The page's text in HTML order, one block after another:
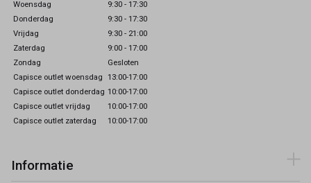
Woensdag
9:30 - 17:30
Donderdag
9:30 - 17:30
Vrijdag
9:30 - 21:00
Zaterdag
9:00 - 17:00
Zondag
Gesloten
Capisce outlet woensdag 13:00-17:00
Capisce outlet donderdag 10:00-17:00
Capisce outlet vrijdag
10:00-17:00
Capisce outlet zaterdag
10:00-17:00
Informatie